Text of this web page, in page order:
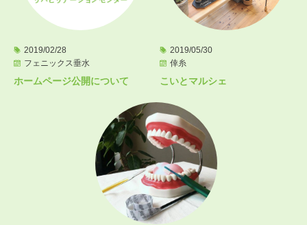
2019/02/28
フェニックス垂水
ホームページ公開について
2019/05/30
倖糸
こいとマルシェ